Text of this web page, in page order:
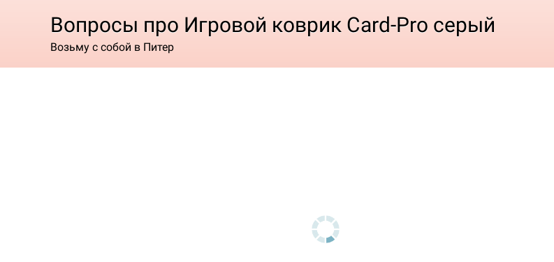
Вопросы про Игровой коврик Card-Pro серый
Возьму с собой в Питер